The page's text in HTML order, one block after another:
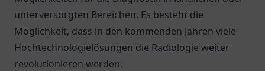
unterversorgten Bereichen. Es besteht die
Möglichkeit, dass in den kommenden Jahren viele
Hochtechnologielösungen die Radiologie weiter
revolutionieren werden.